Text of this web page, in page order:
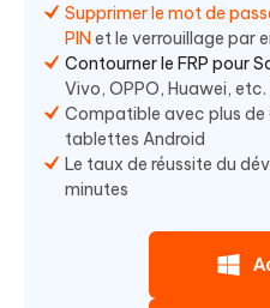
Supprimer le mot de
PIN et le verrouillage par
Contourner le FRP pour
Vivo, OPPO, Huawei,
Compatible avec plus
tablettes Android
Le taux de réussite du
minutes